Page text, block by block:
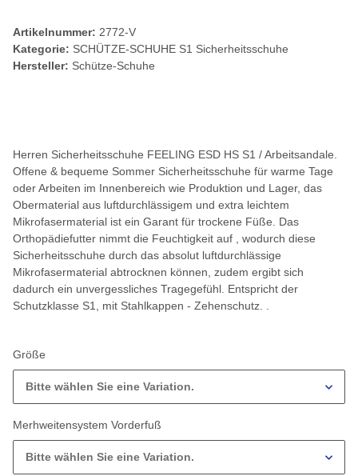
Artikelnummer: 2772-V
Kategorie: SCHÜTZE-SCHUHE S1 Sicherheitsschuhe
Hersteller: Schütze-Schuhe
Herren Sicherheitsschuhe FEELING ESD HS S1 / Arbeitsandale.
Offene & bequeme Sommer Sicherheitsschuhe für warme Tage
oder Arbeiten im Innenbereich wie Produktion und Lager, das
Obermaterial aus luftdurchlässigem und extra leichtem
Mikrofasermaterial ist ein Garant für trockene Füße. Das
Orthopädiefutter nimmt die Feuchtigkeit auf , wodurch diese
Sicherheitsschuhe durch das absolut luftdurchlässige
Mikrofasermaterial abtrocknen können, zudem ergibt sich
dadurch ein unvergessliches Tragegefühl. Entspricht der
Schutzklasse S1, mit Stahlkappen - Zehenschutz. .
Größe
Bitte wählen Sie eine Variation.
Merhweitensystem Vorderfuß
Bitte wählen Sie eine Variation.